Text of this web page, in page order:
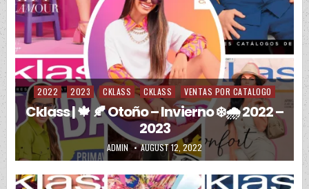
Posted in
2022 2023 CKLASS CKLASS VENTAS POR CATALOGO
Cklass | 🍁 🍂 Otoño – Invierno ❄️🌧️ 2022 –
2023
AUTHOR:
ADMIN PUBLISHED DATE:
AUGUST 12, 2022